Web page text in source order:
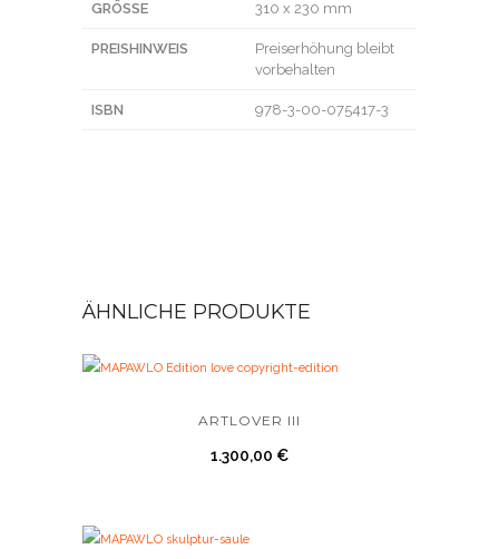
GRÖSSE 310 x 230 mm
PREISHINWEIS
Preiserhöhung bleibt
vorbehalten
ISBN 978-3-00-075417-3
ÄHNLICHE PRODUKTE
ARTLOVER III
1.300,00 €